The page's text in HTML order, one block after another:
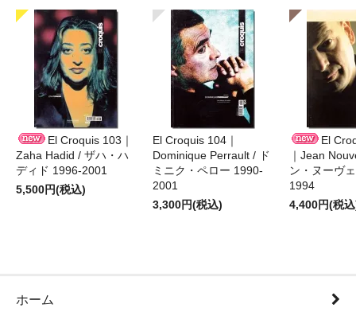
El Croquis 103｜
Zaha Hadid / ザハ・ハ
ディド 1996-2001
5,500円(税込)
El Croquis 104｜
Dominique Perrault / ド
ミニク・ペロー 1990-
2001
3,300円(税込)
El
｜Jean
ン・ヌーヴ
1994
4,400円(税
ホーム